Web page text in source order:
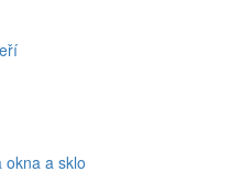
okna a sklo